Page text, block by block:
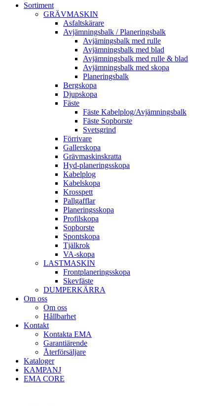
Sortiment
GRÄV­MASKIN
Asfalt­skärare
Avjämnings­balk / Planeringsbalk
Avjämingsbalk med rulle
Avjämningsbalk med blad
Avjämningsbalk med rulle & blad
Avjämningsbalk med skopa
Planerings­balk
Berg­skopa
Djup­skopa
Fäste
Fäste Kabel­­plog/­Avjämnings­­balk
Fäste Sop­borste
Svets­grind
Förrivare
Galler­skopa
Gräv­maskins­kratta
Hyd­-planerings­skopa
Kabel­plog
Kabel­skopa
Kros­spett
Pallgafflar
Planerings­skopa
Profil­skopa
Sop­borste
Spont­skopa
Tjäl­krok
VA­-skopa
LAST­MASKIN
Front­planerings­skopa
Skev­fäste
DUMPER­KÄRRA
Om oss
Om oss
Hållbarhet
Kontakt
Kontakta EMA
Garantiärende
Återförsäljare
Kataloger
KAMPANJ
EMA CORE